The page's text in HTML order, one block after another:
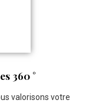
360 °
valorisons votre